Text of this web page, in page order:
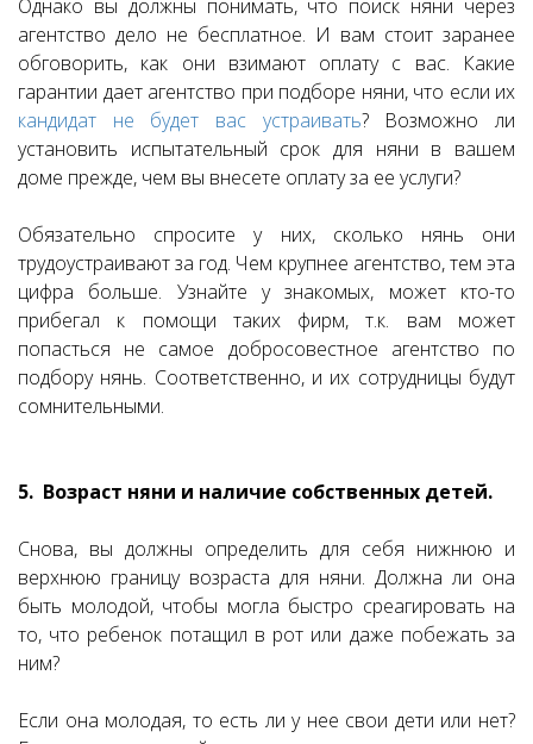
Однако вы должны понимать, что поиск няни через
агентство дело не бесплатное. И вам стоит заранее
обговорить, как они взимают оплату с вас. Какие
гарантии дает агентство при подборе няни, что если их
кандидат не будет вас устраивать? Возможно ли
установить испытательный срок для няни в вашем
доме прежде, чем вы внесете оплату за ее услуги?
Обязательно спросите у них, сколько нянь они
трудоустраивают за год. Чем крупнее агентство, тем эта
цифра больше. Узнайте у знакомых, может кто-то
прибегал к помощи таких фирм, т.к. вам может
попасться не самое добросовестное агентство по
подбору нянь. Соответственно, и их сотрудницы будут
сомнительными.
5. Возраст няни и наличие собственных детей.
Снова, вы должны определить для себя нижнюю и
верхнюю границу возраста для няни. Должна ли она
быть молодой, чтобы могла быстро среагировать на
то, что ребенок потащил в рот или даже побежать за
ним?
Если она молодая, то есть ли у нее свои дети или нет?